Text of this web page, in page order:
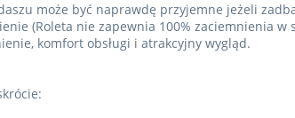
może być naprawdę przyjemne jeżeli
(Roleta nie zapewnia 100% zaciemnienia
komfort obsługi i atrakcyjny wygląd.